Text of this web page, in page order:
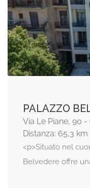
PALAZZO
Via Le Piane, 90
Distanza: 65,3 km
<p>Situato nel
Belvedere offre